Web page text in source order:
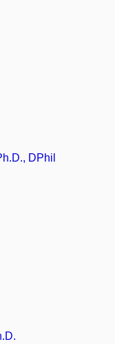
DPhil